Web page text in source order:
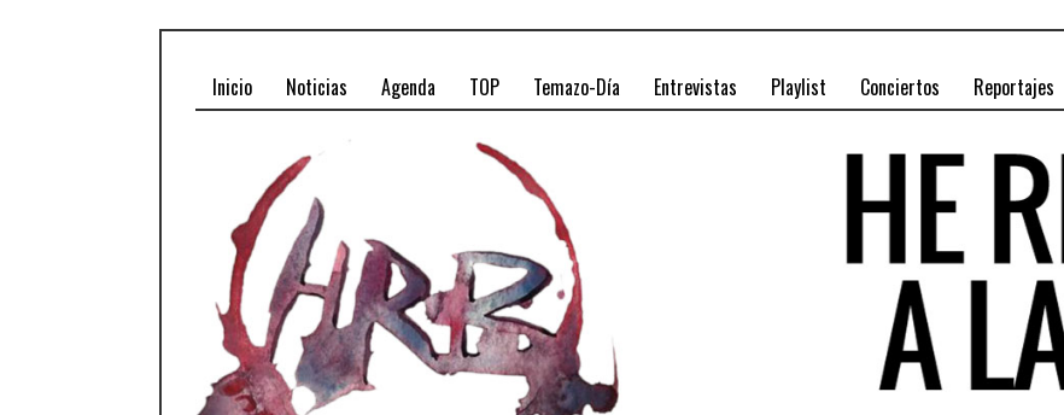
Inicio Noticias Agenda TOP Temazo-Día Entrevistas Playlist Conciertos Reportajes